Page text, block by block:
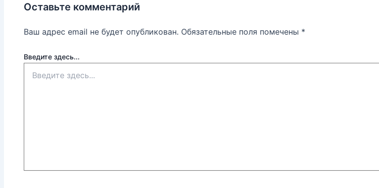
Оставьте комментарий
Ваш адрес email не будет опубликован. Обязательные поля помечены *
Введите здесь...